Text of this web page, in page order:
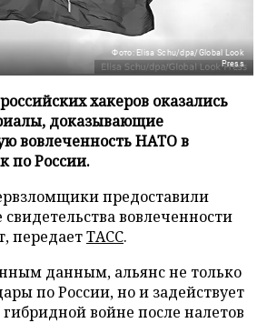
Фото: Elisa Schu/dpa/Global Look
Press
хакеров оказались
доказывающие
вовлеченность НАТО в
по России.
предоставили
вовлеченности
передаетТАСС.
данным, альянс не только
по России, но и задействует
войне после налетов